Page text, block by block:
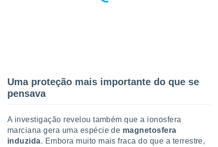
Uma proteção mais importante do que se
pensava
A investigação revelou também que a ionosfera
marciana gera uma espécie de magnetosfera
induzida. Embora muito mais fraca do que a terrestre,